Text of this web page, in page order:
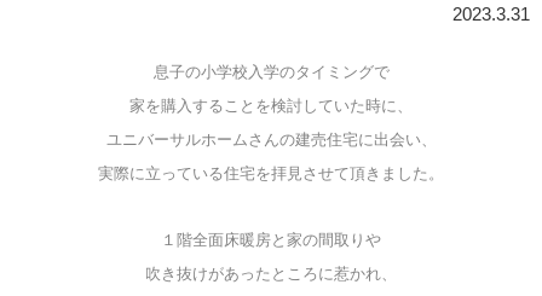
2023.3.31
息子の小学校入学のタイミングで
家を購入することを検討していた時に、
ユニバーサルホームさんの建売住宅に出会い、
実際に立っている住宅を拝見させて頂きました。
１階全面床暖房と家の間取りや
吹き抜けがあったところに惹かれ、